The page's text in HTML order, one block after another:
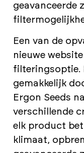
geavanceerde
Een van de
nieuwe
filteringsoptie.
gemakkelijk
Ergon Seeds
verschillende
elk product
klimaat,